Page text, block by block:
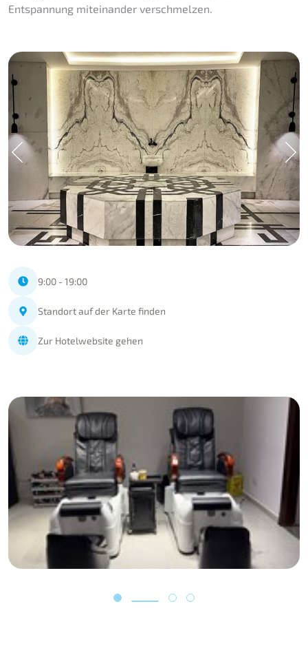
Entspannung miteinander verschmelzen.
9:00 - 19:00
Standort auf der Karte finden
Zur Hotelwebsite gehen